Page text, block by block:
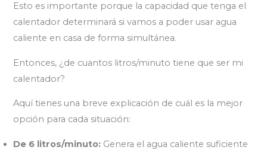
Esto es importante porque la capacidad que tenga el
calentador determinará si vamos a poder usar agua
caliente en casa de forma simultánea.
Entonces, ¿de cuantos litros/minuto tiene que ser mi
calentador?
Aquí tienes una breve explicación de cuál es la mejor
opción para cada situación:
De 6 litros/minuto: Genera el agua caliente suficiente